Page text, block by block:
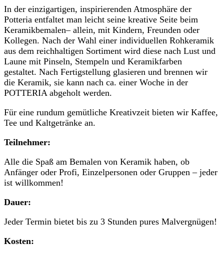
In der einzigartigen, inspirierenden Atmosphäre der
Potteria entfaltet man leicht seine kreative Seite beim
Keramikbemalen– allein, mit Kindern, Freunden oder
Kollegen. Nach der Wahl einer individuellen Rohkeramik
aus dem reichhaltigen Sortiment wird diese nach Lust und
Laune mit Pinseln, Stempeln und Keramikfarben
gestaltet. Nach Fertigstellung glasieren und brennen wir
die Keramik, sie kann nach ca. einer Woche in der
POTTERIA abgeholt werden.
Für eine rundum gemütliche Kreativzeit bieten wir Kaffee,
Tee und Kaltgetränke an.
Teilnehmer:
Alle die Spaß am Bemalen von Keramik haben, ob
Anfänger oder Profi, Einzelpersonen oder Gruppen – jeder
ist willkommen!
Dauer:
Jeder Termin bietet bis zu 3 Stunden pures Malvergnügen!
Kosten: